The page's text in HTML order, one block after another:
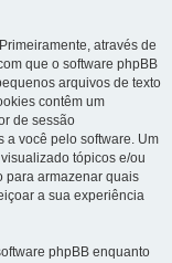
através de
que o software phpBB
arquivos de texto
contêm um
de sessão
a você pelo software. Um
tópicos e/ou
para armazenar quais
a sua experiência
phpBB enquanto